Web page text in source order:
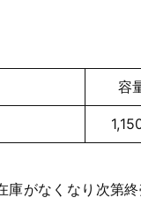
容
がなくなり次第終